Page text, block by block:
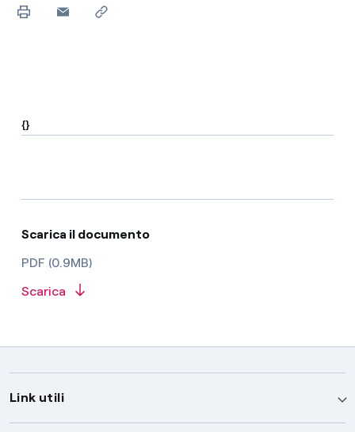
{}
Scarica il documento
PDF (0.9MB)
Scarica
Link utili